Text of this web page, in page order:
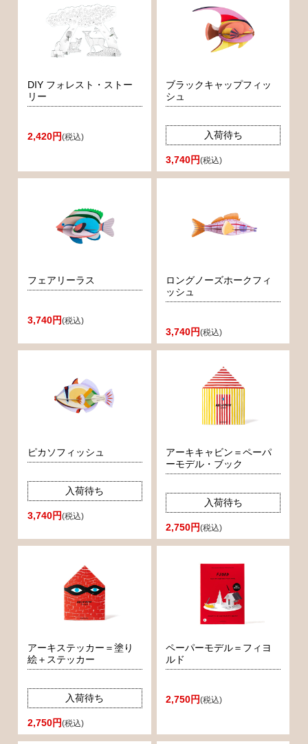
DIY フォレスト・ストー
リー
2,420円(税込)
ブラックキャップフィッ
シュ
入荷待ち
3,740円(税込)
フェアリーラス
3,740円(税込)
ロングノーズホークフィ
ッシュ
3,740円(税込)
ピカソフィッシュ
入荷待ち
3,740円(税込)
アーキキャビン＝ペーパ
ーモデル・ブック
入荷待ち
2,750円(税込)
アーキステッカー＝塗り
絵＋ステッカー
入荷待ち
2,750円(税込)
ペーパーモデル＝フィヨ
ルド
2,750円(税込)